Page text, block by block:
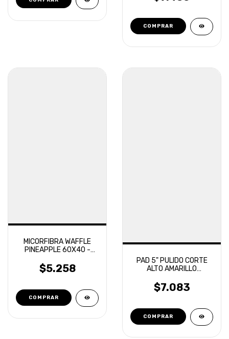
MICORFIBRA WAFFLE
PINEAPPLE 60X40 -
DELICADO LAFFITTE
$5.258
PAD 5" PULIDO CORTE
ALTO AMARILLO
$7.083